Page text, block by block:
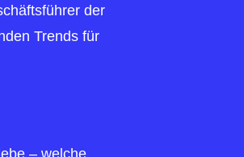
der
Trends für
– welche